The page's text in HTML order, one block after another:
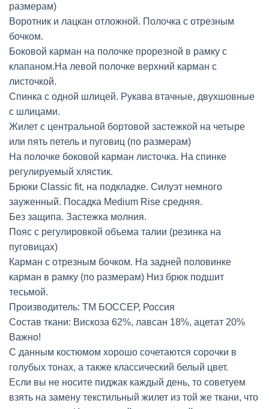
размерам)
Воротник и лацкан отложной. Полочка с отрезным
бочком.
Боковой карман на полочке прорезной в рамку с
клапаном.На левой полочке верхний карман с
листочкой.
Спинка с одной шлицей. Рукава втачные, двухшовные
с шлицами.
Жилет с центральной бортовой застежкой на четыре
или пять петель и пуговиц (по размерам)
На полочке боковой карман листочка. На спинке
регулируемый хлястик.
Брюки Classic fit, на подкладке. Силуэт немного
зауженный. Посадка Medium Rise средняя.
Без защипа. Застежка молния.
Пояс с регулировкой объема талии (резинка на
пуговицах)
Карман с отрезным бочком. На задней половинке
карман в рамку (по размерам) Низ брюк подшит
тесьмой.
Производитель: ТМ БОССЕР, Россия
Состав ткани: Вискоза 62%, лавсан 18%, ацетат 20%
Важно!
С данным костюмом хорошо сочетаются сорочки в
голубых тонах, а также классический белый цвет.
Если вы не носите пиджак каждый день, то советуем
взять на замену текстильный жилет из той же ткани, что